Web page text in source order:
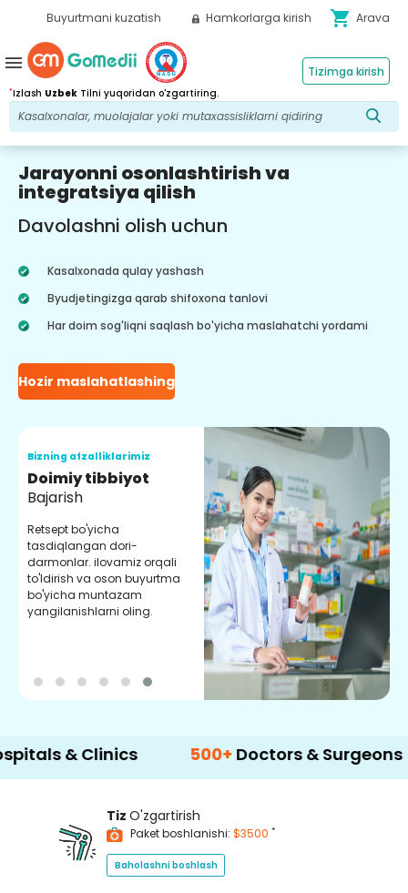
Buyurtmani kuzatish Hamkorlarga kirish shopping_cart Arava
*Izlash Uzbek Tilni yuqoridan o'zgartiring.
Tizimga kirish
menu
Jarayonni osonlashtirish va
integratsiya qilish
Davolashni olish uchun
Kasalxonada qulay yashash
Byudjetingizga qarab shifoxona tanlovi
Har doim sog'liqni saqlash bo'yicha maslahatchi yordami
Hozir maslahatlashing
Bizning afzalliklarimiz
Doimiy tibbiyot
Bajarish
Retsept bo'yicha
tasdiqlangan dori-
darmonlar. ilovamiz orqali
to'ldirish va oson buyurtma
bo'yicha muntazam
yangilanishlarni oling.
Clinics 500+ Doctors & Surgeons 14+
Tiz O'zgartirish
Paket boshlanishi: $3500 *
Baholashni boshlash